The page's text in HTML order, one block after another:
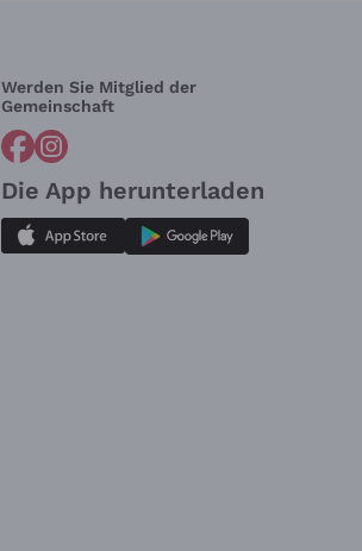
Werden Sie Mitglied der
Gemeinschaft
Die App herunterladen